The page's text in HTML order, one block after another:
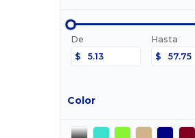
De
$
Hasta
$
Color